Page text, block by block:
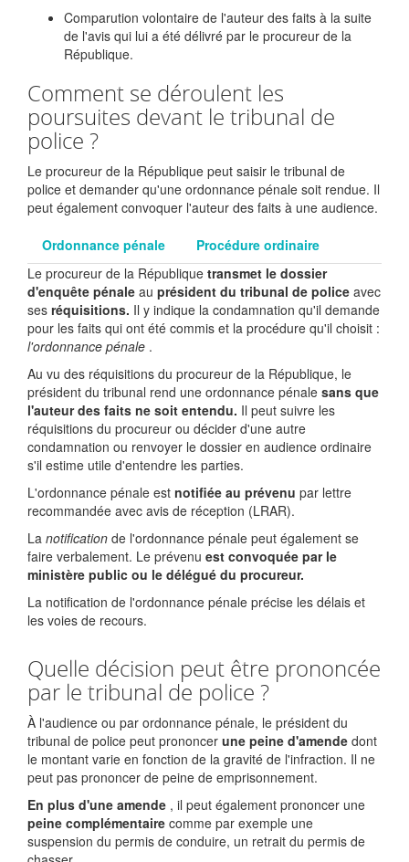
Comparution volontaire de l'auteur des faits à la suite
de l'avis qui lui a été délivré par le procureur de la
République.
Comment se déroulent les
poursuites devant le tribunal de
police ?
Le procureur de la République peut saisir le tribunal de
police et demander qu'une ordonnance pénale soit rendue. Il
peut également convoquer l'auteur des faits à une audience.
Ordonnance pénale
Procédure ordinaire
Le procureur de la République transmet le dossier
d'enquête pénale au président du tribunal de police avec
ses réquisitions. Il y indique la condamnation qu'il demande
pour les faits qui ont été commis et la procédure qu'il choisit :
l'ordonnance pénale .
Au vu des réquisitions du procureur de la République, le
président du tribunal rend une ordonnance pénale sans que
l'auteur des faits ne soit entendu. Il peut suivre les
réquisitions du procureur ou décider d'une autre
condamnation ou renvoyer le dossier en audience ordinaire
s'il estime utile d'entendre les parties.
L'ordonnance pénale est notifiée au prévenu par lettre
recommandée avec avis de réception (LRAR).
La notification de l'ordonnance pénale peut également se
faire verbalement. Le prévenu est convoquée par le
ministère public ou le délégué du procureur.
La notification de l'ordonnance pénale précise les délais et
les voies de recours.
Quelle décision peut être prononcée
par le tribunal de police ?
À l'audience ou par ordonnance pénale, le président du
tribunal de police peut prononcer une peine d'amende dont
le montant varie en fonction de la gravité de l'infraction. Il ne
peut pas prononcer de peine de emprisonnement.
En plus d'une amende , il peut également prononcer une
peine complémentaire comme par exemple une
suspension du permis de conduire, un retrait du permis de